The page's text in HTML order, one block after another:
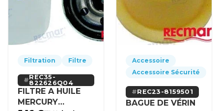
Filtration Filtre
REC35-
822626Q04
FILTRE A HUILE
MERCURY
Accessoire
Accessoire Sécurité
REC23-8159501
BAGUE DE VÉRIN